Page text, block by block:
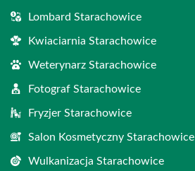
Lombard Starachowice
Kwiaciarnia Starachowice
Weterynarz Starachowice
Fotograf Starachowice
Fryzjer Starachowice
Salon Kosmetyczny Starachowice
Wulkanizacja Starachowice